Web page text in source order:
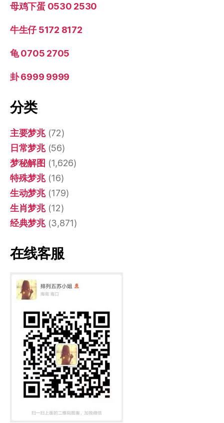
母鸡下蛋 0530 2530
牛生仔 5172 8172
龟 0705 2705
卦 6999 9999
分类
主要梦兆(72)
日常梦兆(56)
梦秘解图 (1,626)
特殊梦兆(16)
生动梦兆(179)
生肖梦兆(12)
经典梦兆(3,871)
在线客服